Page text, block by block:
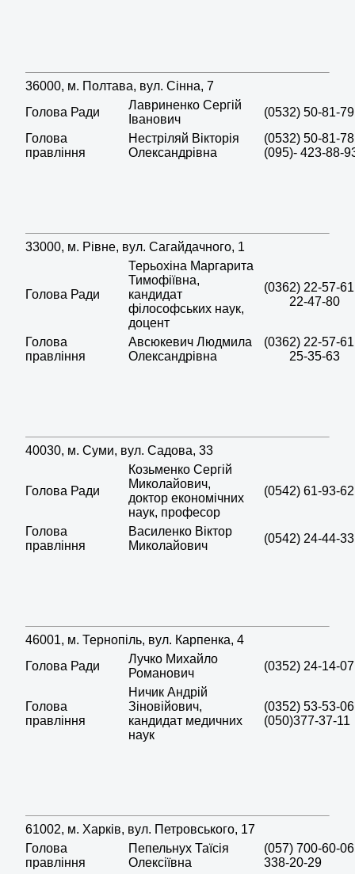
36000, м. Полтава, вул. Сінна, 7
Голова Ради
Лавриненко Сергій
Іванович
(0532) 50-81-79
Голова
правління
Нестріляй Вікторія
Олександрівна
(0532) 50-81-78
(095)- 423-88-
33000, м. Рівне, вул. Сагайдачного, 1
Голова Ради
Терьохіна Маргарита
Тимофіївна,
кандидат
філософських наук,
доцент
(0362) 22-57-
22-47-80
Голова
правління
Авсюкевич Людмила
Олександрівна
(0362) 22-57-
25-35-63
40030, м. Суми, вул. Садова, 33
Голова Ради
Козьменко Сергій
Миколайович,
доктор економічних
наук, професор
(0542) 61-93-62
Голова
правління
Василенко Віктор
Миколайович
(0542) 24-44-33
46001, м. Тернопіль, вул. Карпенка, 4
Голова Ради
Лучко Михайло
Романович
(0352) 24-14-07
Голова
правління
Ничик Андрій
Зіновійович,
кандидат медичних
наук
(0352) 53-53-
(050)377-37-11
61002, м. Харків, вул. Петровського, 17
Голова
правління
Пепельнух Таїсія
Олексіївна
(057) 700-60-
338-20-29